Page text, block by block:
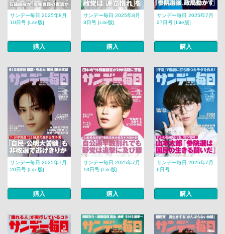
サンデー毎日 2025年8月
10日号 [Lite版]
購入
サンデー毎日 2025年8月
3日号 [Lite版]
購入
サンデー毎日 2025年7月
27日号 [Lite版]
購入
サンデー毎日 2025年7月
20日号 [Lite版]
購入
サンデー毎日 2025年7月
13日号 [Lite版]
購入
サンデー毎日 2025年7月
6日号
購入